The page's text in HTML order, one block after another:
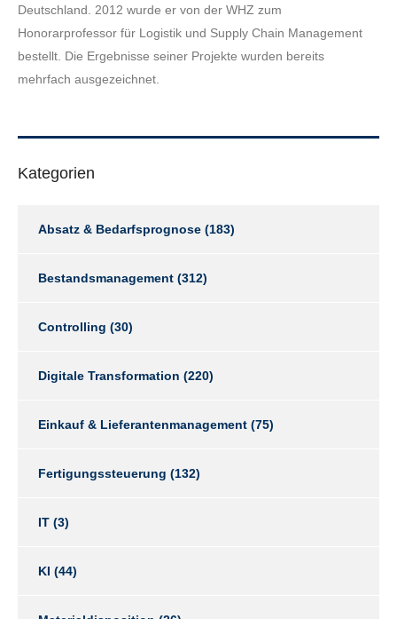
Deutschland. 2012 wurde er von der WHZ zum
Honorarprofessor für Logistik und Supply Chain Management
bestellt. Die Ergebnisse seiner Projekte wurden bereits
mehrfach ausgezeichnet.
Kategorien
Absatz & Bedarfsprognose (183)
Bestandsmanagement (312)
Controlling (30)
Digitale Transformation (220)
Einkauf & Lieferantenmanagement (75)
Fertigungssteuerung (132)
IT (3)
KI (44)